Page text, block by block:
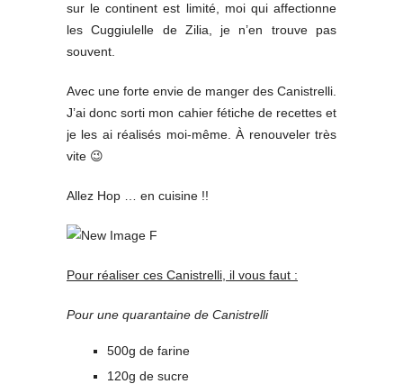
sur le continent est limité, moi qui affectionne
les Cuggiulelle de Zilia, je n’en trouve pas
souvent.
Avec une forte envie de manger des Canistrelli.
J’ai donc sorti mon cahier fétiche de recettes et
je les ai réalisés moi-même. À renouveler très
vite 😉
Allez Hop … en cuisine !!
Pour réaliser ces Canistrelli, il vous faut :
Pour une quarantaine de Canistrelli
500g de farine
120g de sucre